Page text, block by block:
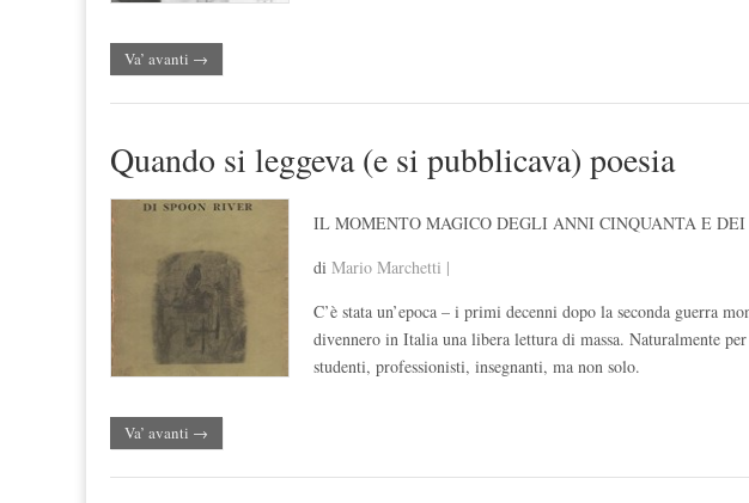
Va’ avanti →
Quando si leggeva (e si pubblicava) poesia
IL MOMENTO MAGICO DEGLI ANNI CINQUANTA E DEI
di Mario Marchetti |
C’è stata un’epoca – i primi decenni dopo la seconda guerra
divennero in Italia una libera lettura di massa. Naturalmente
studenti, professionisti, insegnanti, ma non solo.
Va’ avanti →